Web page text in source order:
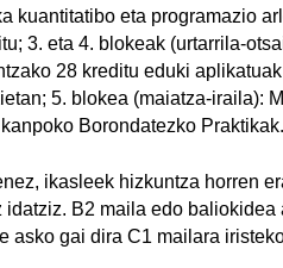
kuantitatibo eta programazio
3. eta 4. blokeak (urtarrila-
28 kreditu eduki
5. blokea (maiatza-iraila):
Borondatezko Praktikak.
ikasleek hizkuntza horren
B2 maila edo baliokidea
asko gai dira C1 mailara